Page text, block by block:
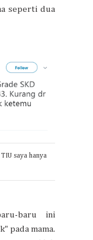
seperti dua
saya hanya
baru ini
pada mama.